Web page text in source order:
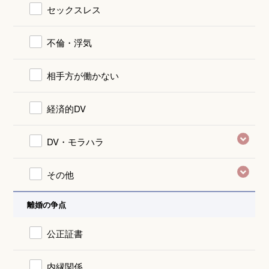
セックスレス
不倫・浮気
相手方が働かない
経済的DV
DV・モラハラ
その他
離婚の争点
公正証書
内縁関係